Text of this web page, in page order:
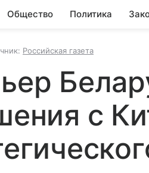
Общество Политика
Российская газета
с